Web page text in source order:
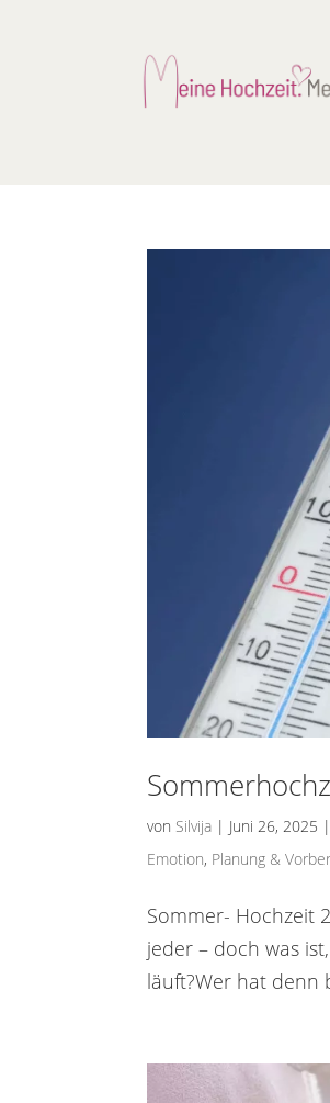
von Silvija | Juni 26, 2025 |
Emotion, Planung &
Sommer- Hochzeit
jeder – doch was
läuft?Wer hat denn